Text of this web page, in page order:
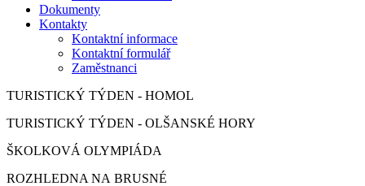
Dokumenty
Kontakty
Kontaktní informace
Kontaktní formulář
Zaměstnanci
TURISTICKÝ TÝDEN - HOMOL
TURISTICKÝ TÝDEN - OLŠANSKÉ HORY
ŠKOLKOVÁ OLYMPIÁDA
ROZHLEDNA NA BRUSNÉ